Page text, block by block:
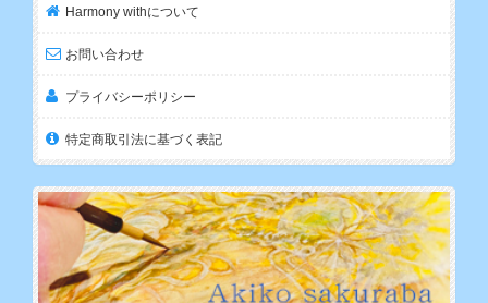
Harmony withについて
お問い合わせ
プライバシーポリシー
特定商取引法に基づく表記